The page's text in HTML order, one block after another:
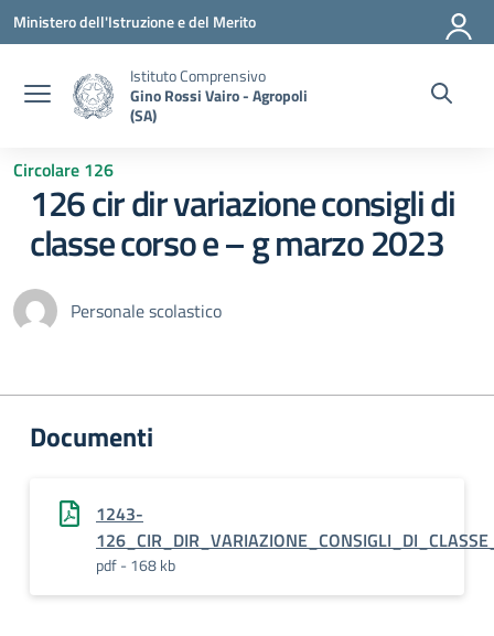
Vai ai contenuti
Vai al menu di navigazione
Vai al footer
Ministero dell'Istruzione e del Merito
Istituto Comprensivo
Gino Rossi Vairo - Agropoli
(SA)
Circolare 126
126 cir dir variazione consigli di
classe corso e – g marzo 2023
Personale scolastico
Documenti
1243-
pdf - 168 kb